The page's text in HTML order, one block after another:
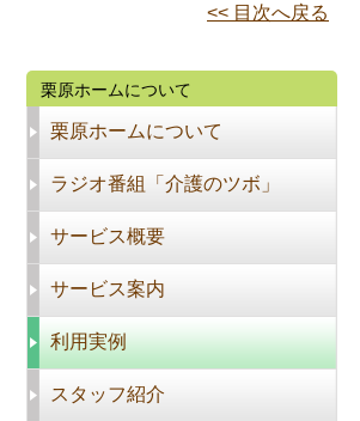
<< 目次へ戻る
栗原ホームについて
栗原ホームについて
ラジオ番組「介護のツボ」
サービス概要
サービス案内
利用実例
スタッフ紹介